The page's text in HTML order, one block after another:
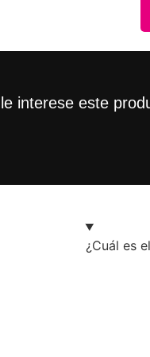
interese este
¿Cuál es